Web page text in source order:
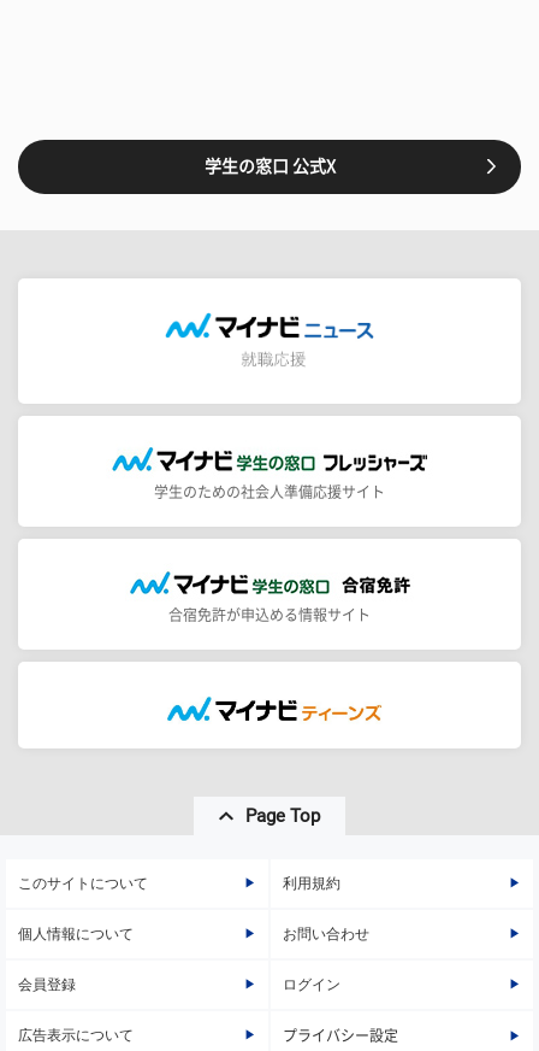
学生の窓口 公式X
学生のための社会人準備応援サイト
合宿免許が申込める情報サイト
Page Top
このサイトについて 利用規約
個人情報について お問い合わせ
会員登録 ログイン
広告表示について プライバシー設定